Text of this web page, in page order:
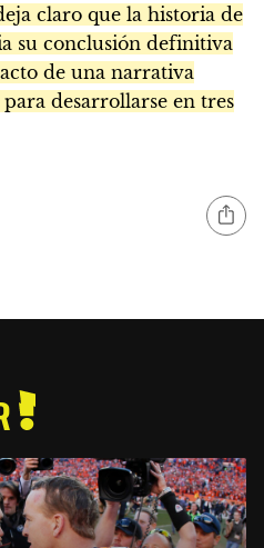
claro que la historia de
su conclusión definitiva
de una narrativa
desarrollarse en tres